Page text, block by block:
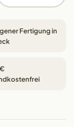
Fertigung in